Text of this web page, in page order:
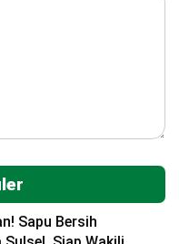
Sapu Bersih